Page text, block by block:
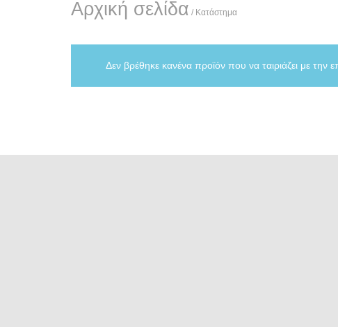
Αρχική σελίδα / Κατάστημα
Δεν βρέθηκε κανένα προϊόν που να ταιριάζει με την